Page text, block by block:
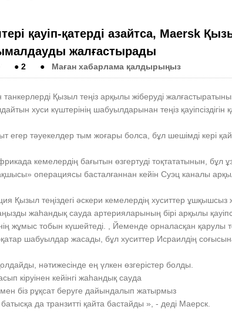
қауіп-қатерді азайтса, Maersk
жалғастырады
● 2 ● Маған хабарлама қалдырыңыз
Қызыл теңіз арқылы жіберуді
хуси күштерінің шабуылдарынан теңіз қауіпсіздігін
егер тәуекелдер тым жоғары болса, бұл шешімді кері
кемелердің бағытын өзгертуді тоқтататынын, бұл
операциясы басталғаннан кейін Суэц каналы
Қызыл теңіздегі әскери кемелердің хуситтер ұшқышсыз
жаһандық сауда артерияларының бірі арқылы
жұмыс тобын күшейтеді. , Йеменде орналасқан қарулы
шабуылдар жасады, бұл хуситтер Исраилдің
нәтижесінде ең үлкен өзгерістер болды.
кіруінен кейінгі жаһандық сауда
біз рұқсат беруге дайындалып жатырмыз
да транзитті қайта бастайды », - деді Маерск.